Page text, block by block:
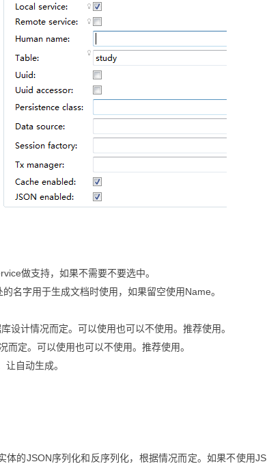
做支持，如果不需要不要选中。
名字用于生成文档时使用，如果留空使用Name。
设计情况而定。可以使用也可以不使用。推荐使用。
而定。可以使用也可以不使用。推荐使用。
自动生成。
体的JSON序列化和反序列化，根据情况而定。如果不使用JS